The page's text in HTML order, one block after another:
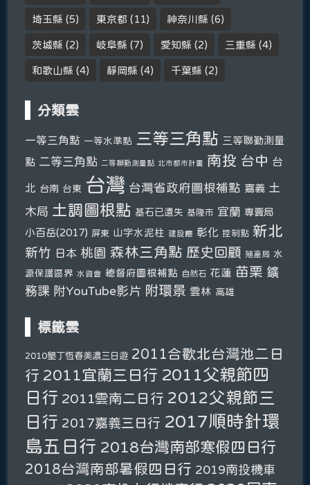
埼玉縣 (5) 東京都 (11) 神奈川縣 (6)
茨城縣 (2) 岐阜縣 (7) 愛知縣 (2) 三重縣 (4)
和歌山縣 (4) 靜岡縣 (4) 千葉縣 (2)
分類雲
一等三角點 一等水準點 三等三角點 三等聯勤測量
點 二等三角點 二等聯勤測量點 北市都市計畫 南投 台中 台
北 台南 台東 台灣 台灣省政府圖根補點 嘉義 土
木局 土調圖根點 基石已遺失 基隆市 宜蘭 專賣局
小百岳(2017) 屏東 山字水泥柱 建設廳 彰化 控制點 新北
新竹 日本 桃園 森林三角點 歷史回顧 殖產局
水
源保護區界 水資會 總督府圖根補點 自然石 花蓮 苗栗 鑛
務課 附YouTube影片 附環景 雲林 高雄
標籤雲
2010墾丁恆春美濃三日遊 2011合歡北台灣池二日
行 2011宜蘭三日行 2011父親節四
日行 2011雲南二日行 2012父親節三
日行 2017嘉義三日行 2017順時針環
島五日行 2018台灣南部寒假四日行
2018台灣南部暑假四日行 2019南投機車